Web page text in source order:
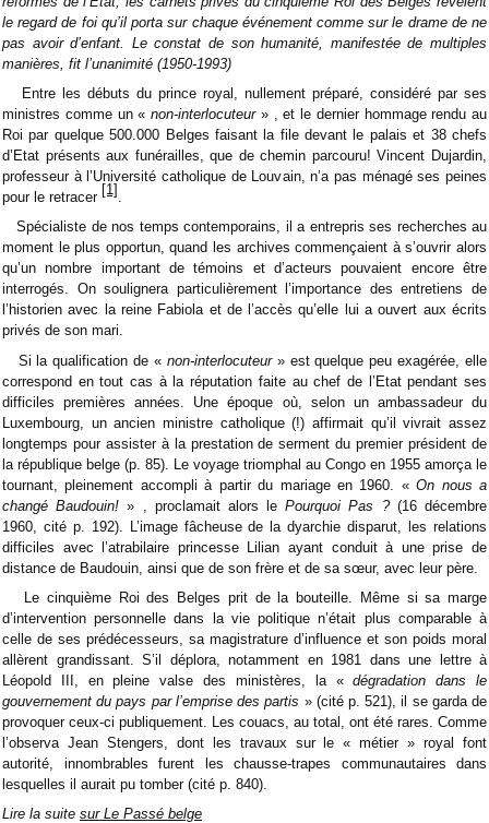
le regard de foi qu’il porta sur chaque événement comme sur le drame de ne
pas avoir d’enfant. Le constat de son humanité, manifestée de multiples
manières, fit l’unanimité (1950-1993)
Entre les débuts du prince royal, nullement préparé, considéré par ses
ministres comme un « non-interlocuteur» , et le dernier hommage rendu au
Roi par quelque 500.000 Belges faisant la file devant le palais et 38 chefs
d’Etat présents aux funérailles, que de chemin parcouru! Vincent Dujardin,
professeur à l’Université catholique de Louvain, n’a pas ménagé ses peines
pour le retracer [1] .
Spécialiste de nos temps contemporains, il a entrepris ses recherches au
moment le plus opportun, quand les archives commençaient à s’ouvrir alors
qu’un nombre important de témoins et d’acteurs pouvaient encore être
interrogés. On soulignera particulièrement l’importance des entretiens de
l’historien avec la reine Fabiola et de l’accès qu’elle lui a ouvert aux écrits
privés de son mari.
Si la qualification de « non-interlocuteur» est quelque peu exagérée, elle
correspond en tout cas à la réputation faite au chef de l’Etat pendant ses
difficiles premières années. Une époque où, selon un ambassadeur du
Luxembourg, un ancien ministre catholique (!) affirmait qu’il vivrait assez
longtemps pour assister à la prestation de serment du premier président de
la république belge (p. 85). Le voyage triomphal au Congo en 1955 amorça le
tournant, pleinement accompli à partir du mariage en 1960. «On nous a
changé Baudouin! » , proclamait alors lePourquoi Pas ?(16 décembre
1960, cité p. 192). L’image fâcheuse de la dyarchie disparut, les relations
difficiles avec l’atrabilaire princesse Lilian ayant conduit à une prise de
distance de Baudouin, ainsi que de son frère et de sa sœur, avec leur père.
Le cinquième Roi des Belges prit de la bouteille. Même si sa marge
d’intervention personnelle dans la vie politique n’était plus comparable à
celle de ses prédécesseurs, sa magistrature d’influence et son poids moral
allèrent grandissant. S’il déplora, notamment en 1981 dans une lettre à
Léopold III, en pleine valse des ministères, la «dégradation dans le
gouvernement du pays par l’emprise des partis » (cité p. 521), il se garda de
provoquer ceux-ci publiquement. Les couacs, au total, ont été rares. Comme
l’observa Jean Stengers, dont les travaux sur le « métier » royal font
autorité, innombrables furent les chausse-trapes communautaires dans
lesquelles il aurait pu tomber (cité p. 840).
Lire la suite sur Le Passé belge